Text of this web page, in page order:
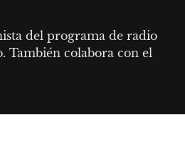
del programa de radio
También colabora con el